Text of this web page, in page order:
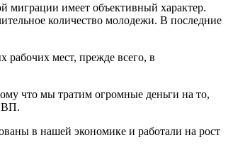
миграции имеет объективный характер.
количество молодежи. В последние
рабочих мест, прежде всего, в
что мы тратим огромные деньги на то,
в нашей экономике и работали на рост